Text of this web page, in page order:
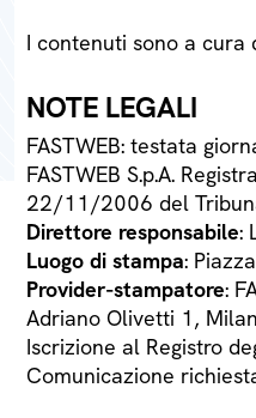
I contenuti sono a cura
NOTE LEGALI
FASTWEB: testata
FASTWEB S.p.A.
22/11/2006 del
Direttore responsabile:
Luogo di stampa:
Provider-stampatore:
Adriano Olivetti 1,
Iscrizione al Registro
Comunicazione